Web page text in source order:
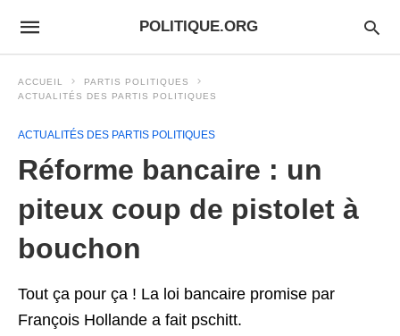
POLITIQUE.ORG
ACCUEIL
PARTIS POLITIQUES
ACTUALITÉS DES PARTIS POLITIQUES
ACTUALITÉS DES PARTIS POLITIQUES
Réforme bancaire : un
piteux coup de pistolet à
bouchon
Tout ça pour ça ! La loi bancaire promise par
François Hollande a fait pschitt.